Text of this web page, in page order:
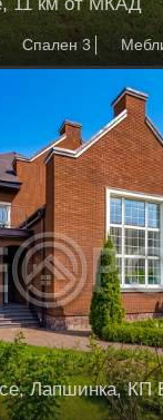
Спален 3
Лапшинка, КП